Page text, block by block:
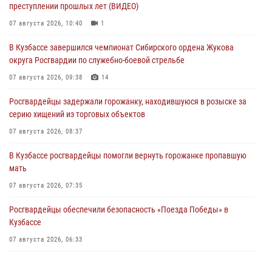
преступлении прошлых лет (ВИДЕО)
07 августа 2026, 10:40 1
В Кузбассе завершился чемпионат Сибирского ордена Жукова
округа Росгвардии по служебно-боевой стрельбе
07 августа 2026, 09:38 14
Росгвардейцы задержали горожанку, находившуюся в розыске за
серию хищений из торговых объектов
07 августа 2026, 08:37
В Кузбассе росгвардейцы помогли вернуть горожанке пропавшую
мать
07 августа 2026, 07:35
Росгвардейцы обеспечили безопасность «Поезда Победы» в
Кузбассе
07 августа 2026, 06:33